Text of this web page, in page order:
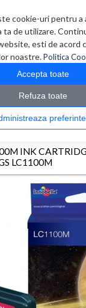
cookie-uri pentru a
ta de utilizare.
esti de acord
noastre.Politica
Accepta toate
Refuza toate
Administreaza
originale > Inkjet >
INK
LC1100M